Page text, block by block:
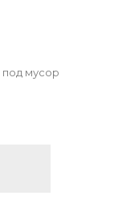
мусор